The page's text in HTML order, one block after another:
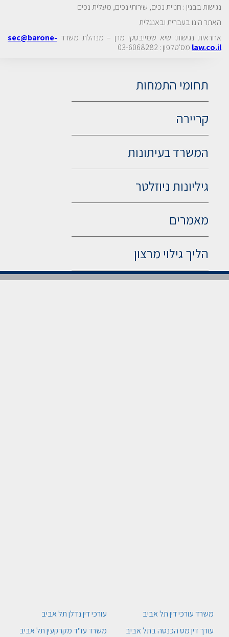
נגישות בבנין : חניית נכים, שירותי נכים, מעלית נכים
האתר הינו בעברית ובאנגלית
אחראית נגישות: שיא שמייבסקי מרן –מנהלת משרד sec@barone-
law.co.il מס'טלפון : 03-6068282
תחומי התמחות
קריירה
המשרד בעיתונות
גיליונות ניוזלטר
מאמרים
הליך גילוי מרצון
משרד עורכי דין תל אביב
עורך דין מס הכנסה בתל אביב
עורכי דין נדלן תל אביב
משרד עו"ד מקרקעין תל אביב